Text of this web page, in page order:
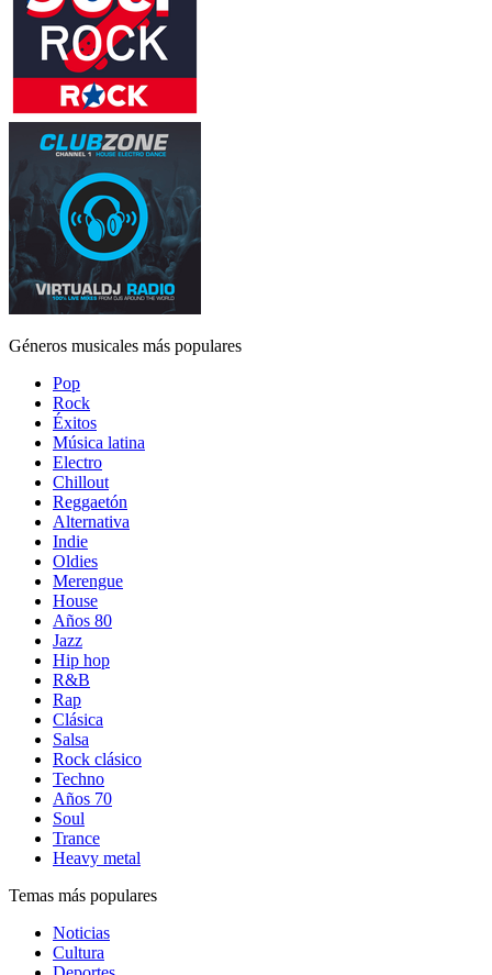
Géneros musicales más populares
Pop
Rock
Éxitos
Música latina
Electro
Chillout
Reggaetón
Alternativa
Indie
Oldies
Merengue
House
Años 80
Jazz
Hip hop
R&B
Rap
Clásica
Salsa
Rock clásico
Techno
Años 70
Soul
Trance
Heavy metal
Temas más populares
Noticias
Cultura